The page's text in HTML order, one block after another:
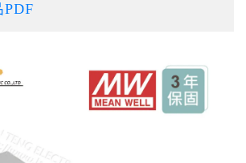
PDF